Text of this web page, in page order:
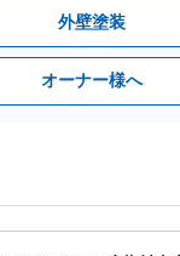
外壁塗装
オーナー様へ